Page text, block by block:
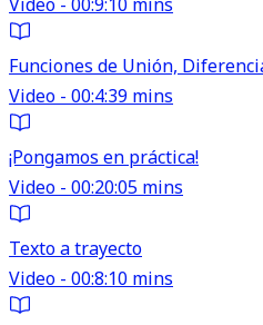
Funciones de Unión,
Video - 00:4:39 mins
¡Pongamos en práctica!
Video - 00:20:05 mins
Texto a trayecto
Video - 00:8:10 mins